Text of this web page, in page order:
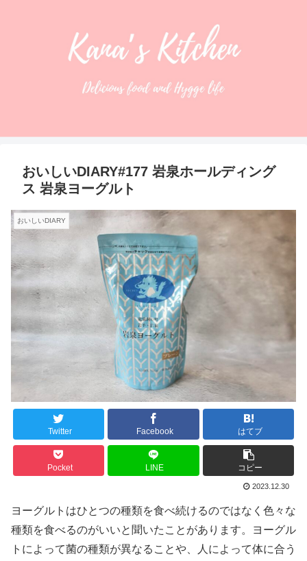
おいしいDIARY#177 岩泉ホールディング
ス 岩泉ヨーグルト
おいしいDIARY
Twitter Facebook はてブ
Pocket LINE コピー
2023.12.30
ヨーグルトはひとつの種類を食べ続けるのではなく色々な
種類を食べるのがいいと聞いたことがあります。ヨーグル
トによって菌の種類が異なることや、人によって体に合う